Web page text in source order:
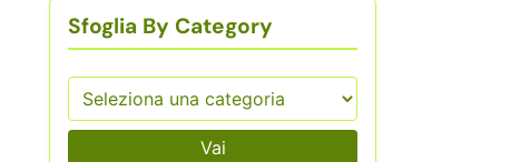
Sfoglia By Category
Vai